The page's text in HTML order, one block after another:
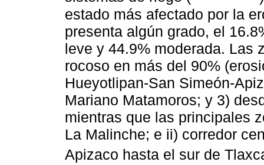
estado más afectado por la
presenta algún grado, el
leve y 44.9% moderada. Las
rocoso en más del 90%
Hueyotlipan-San Simeón-
Mariano Matamoros; y 3)
mientras que las principales
La Malinche; e ii) corredor
Apizaco hasta el sur de